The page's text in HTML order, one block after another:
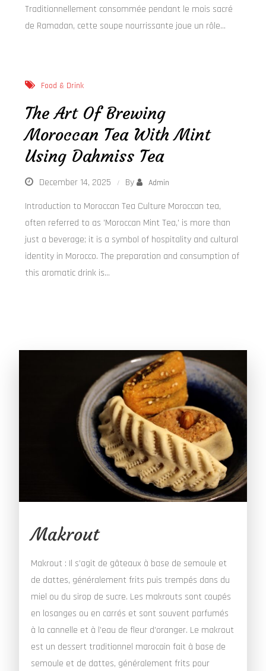
Traditionnellement consommée pendant le mois sacré
de Ramadan, cette soupe nourrissante joue un rôle…
Food & Drink
The Art Of Brewing
Moroccan Tea With Mint
Using Dahmiss Tea
December 14, 2025 By Admin
Introduction to Moroccan Tea Culture Moroccan tea,
often referred to as 'Moroccan Mint Tea,' is more than
just a beverage; it is a symbol of hospitality and cultural
identity in Morocco. The preparation and consumption of
this aromatic drink is…
Makrout
Makrout : Il s’agit de gâteaux à base de semoule et
de dattes, généralement frits puis trempés dans du
miel ou du sirop de sucre. Les makrouts sont coupés
en losanges ou en carrés et sont souvent parfumés
à la cannelle et à l’eau de fleur d’oranger. Le makrout
est un dessert traditionnel marocain fait à base de
semoule et de dattes, généralement frits pour